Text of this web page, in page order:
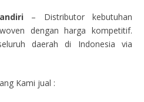
– Distributor kebutuhan
dengan harga kompetitif.
daerah di Indonesia via
Kami jual :